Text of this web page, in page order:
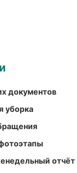
документов
уборка
отчёт